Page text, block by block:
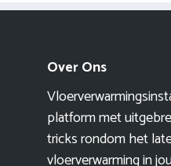
Over Ons
platform met
tricks rondom het
vloerverwarming in